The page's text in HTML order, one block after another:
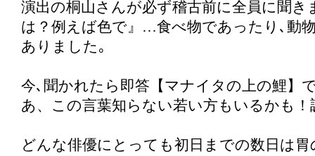
演出の桐山さんが必ず稽古前に全員に聞き
は？例えば色で』…食べ物であったり､動
ありました｡
今､聞かれたら即答【マナイタの上の鯉】
あ、この言葉知らない若い方もいるかも
どんな俳優にとっても初日までの数日は